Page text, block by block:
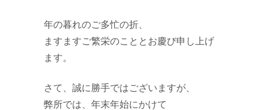
年の暮れのご多忙の折、
ますますご繁栄のこととお慶び申し上げ
ます。
さて、誠に勝手ではございますが、
弊所では、年末年始にかけて